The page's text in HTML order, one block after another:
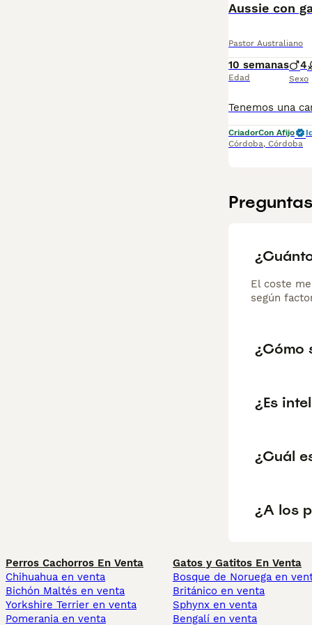
Aussie con
Pastor Australiano
10 semanas
Edad
4
Sexo
CriadorCon Afijo
Córdoba, Córdoba
El coste
según
¿Cómo
¿Es
¿Cuál
¿A los
Perros Cachorros En Venta
Chihuahua en venta
Bichón Maltés en venta
Yorkshire Terrier en venta
Pomerania en venta
Gatos y Gatitos En Venta
Bosque de Noruega en
Británico en venta
Sphynx en venta
Bengalí en venta